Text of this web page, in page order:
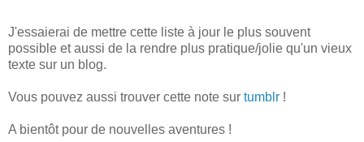
J'essaierai de mettre cette liste à jour le plus souvent
possible et aussi de la rendre plus pratique/jolie qu'un vieux
texte sur un blog.
Vous pouvez aussi trouver cette note sur tumblr !
A bientôt pour de nouvelles aventures !